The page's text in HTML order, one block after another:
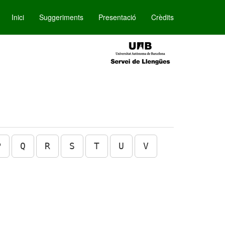
Inici Suggeriments Presentació Crèdits
Q R S T U V